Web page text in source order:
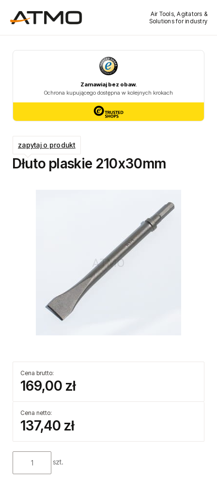
Air Tools, Agitators &
Solutions for industry
Dłuto plaskie 210x30mm
Cena brutto:
169,00 zł
Cena netto:
137,40 zł
szt.
zapytaj o produkt